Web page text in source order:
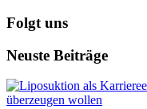
Folgt uns
Neuste Beiträge